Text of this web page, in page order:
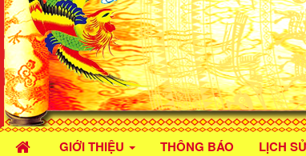
GIỚI THIỆU THÔNG BÁO LỊCH